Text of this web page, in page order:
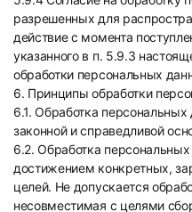
разрешенных для
действие с момента
указанного в п. 5.9.3
обработки персональных
6. Принципы обработки
6.1. Обработка
законной и справедливой
6.2. Обработка
достижением конкретных,
целей. Не допускается
несовместимая с целями